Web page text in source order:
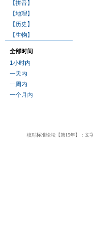
【拼音】
【地理】
【历史】
【生物】
全部时间
1小时内
一天内
一周内
一个月内
校对标准论坛【第15年】：文